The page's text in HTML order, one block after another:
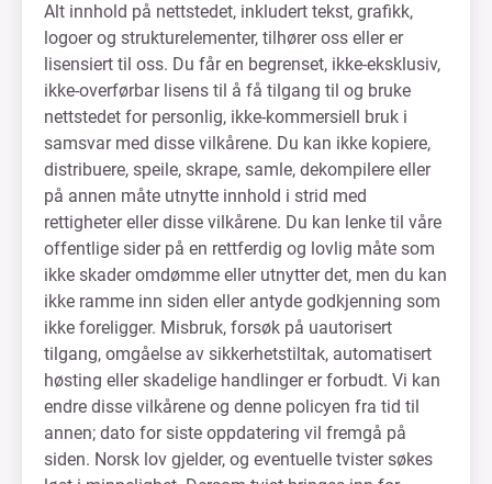
Alt innhold på nettstedet, inkludert tekst, grafikk,
logoer og strukturelementer, tilhører oss eller er
lisensiert til oss. Du får en begrenset, ikke-eksklusiv,
ikke-overførbar lisens til å få tilgang til og bruke
nettstedet for personlig, ikke-kommersiell bruk i
samsvar med disse vilkårene. Du kan ikke kopiere,
distribuere, speile, skrape, samle, dekompilere eller
på annen måte utnytte innhold i strid med
rettigheter eller disse vilkårene. Du kan lenke til våre
offentlige sider på en rettferdig og lovlig måte som
ikke skader omdømme eller utnytter det, men du kan
ikke ramme inn siden eller antyde godkjenning som
ikke foreligger. Misbruk, forsøk på uautorisert
tilgang, omgåelse av sikkerhetstiltak, automatisert
høsting eller skadelige handlinger er forbudt. Vi kan
endre disse vilkårene og denne policyen fra tid til
annen; dato for siste oppdatering vil fremgå på
siden. Norsk lov gjelder, og eventuelle tvister søkes